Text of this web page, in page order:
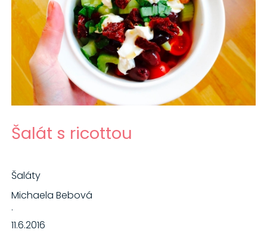
Šalát s ricottou
Šaláty
Michaela Bebová
·
11.6.2016